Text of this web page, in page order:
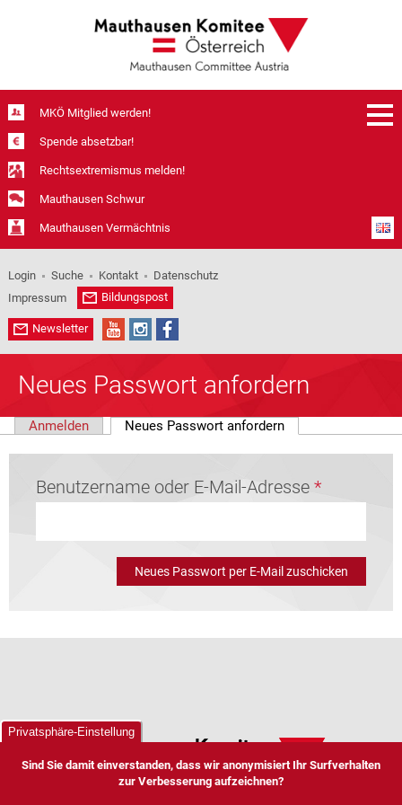
MKÖ Mitglied werden!
Spende absetzbar!
Rechtsextremismus melden!
Mauthausen Schwur
Mauthausen Vermächtnis
Login Suche Kontakt
Datenschutz
Impressum
Bildungspost
Newsletter
Neues Passwort anfordern
Primäre Reiter
Anmelden Neues Passwort anfordern(aktiver Reiter)
Benutzername oder E-Mail-Adresse *
Privatsphäre-Einstellung
Sind Sie damit einverstanden, dass wir anonymisiert Ihr Surfverhalten
zur Verbesserung aufzeichnen?